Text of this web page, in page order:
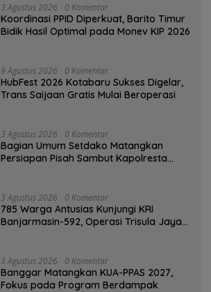
3 Agustus 2026 0 Komentar
Koordinasi PPID Diperkuat, Barito Timur
Bidik Hasil Optimal pada Monev KIP 2026
9 Agustus 2026 0 Komentar
HubFest 2026 Kotabaru Sukses Digelar,
Trans Saijaan Gratis Mulai Beroperasi
3 Agustus 2026 0 Komentar
Bagian Umum Setdako Matangkan
Persiapan Pisah Sambut Kapolresta
3 Agustus 2026 0 Komentar
785 Warga Antusias Kunjungi KRI
Banjarmasin-592, Operasi Trisula Jaya
3 Agustus 2026 0 Komentar
‎Banggar Matangkan KUA-PPAS 2027,
Fokus pada Program Berdampak